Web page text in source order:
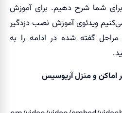
شما شرح دهیم. برای آموزش
ویدئوی آموزش نصب دزدگیر
گفته شده در ادامه را به
اماکن و منزل آریوسیس